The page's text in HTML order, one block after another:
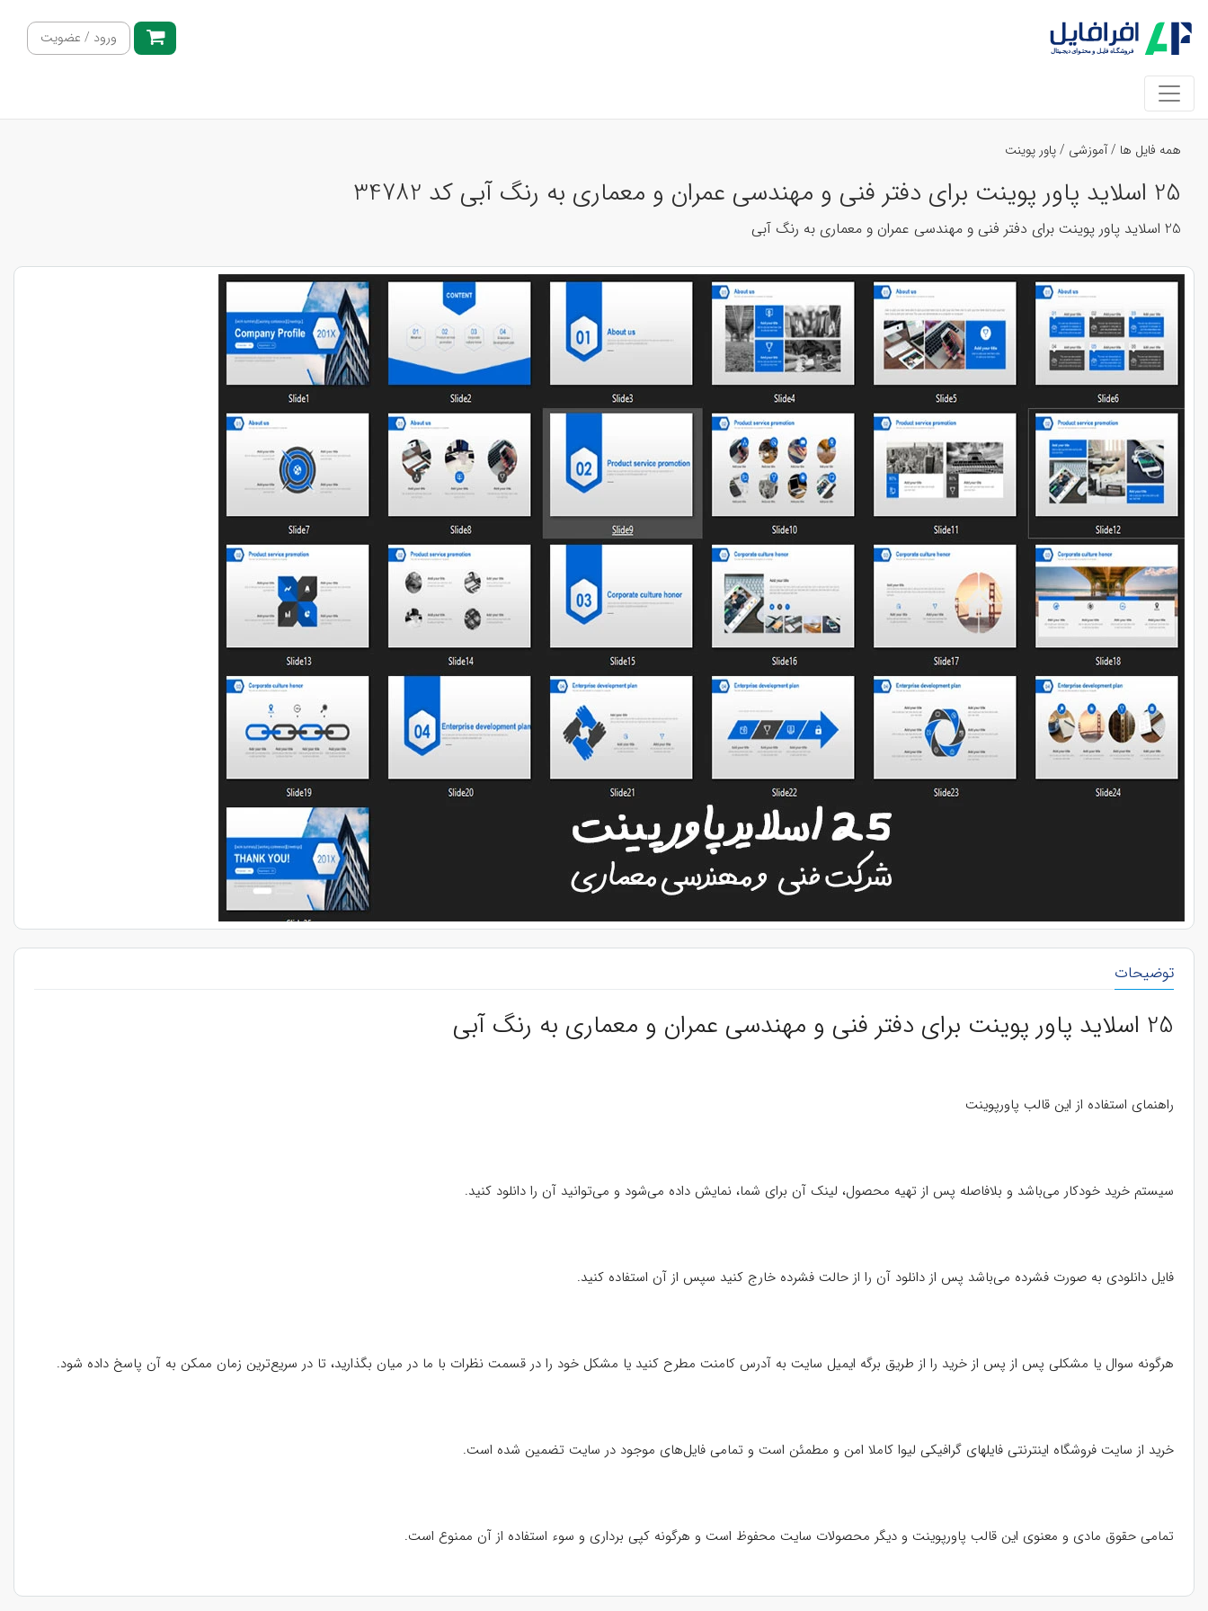
ورود / عضویت
همه فایل ها /آموزشی /پاور پوینت
25 اسلاید پاور پوینت برای دفتر فنی و مهندسی عمران و معماری به رنگ آبی کد 34782
25 اسلاید پاور پوینت برای دفتر فنی و مهندسی عمران و معماری به رنگ آبی
توضیحات
25 اسلاید پاور پوینت برای دفتر فنی و مهندسی عمران و معماری به رنگ آبی
راهنمای استفاده از این قالب پاورپوینت
سیستم خرید خودکار می‌باشد و بلافاصله پس از تهیه محصول، لینک آن برای شما، نمایش داده می‌شود و می‌توانید آن را دانلود کنید.
فایل دانلودی به صورت فشرده می‌باشد پس از دانلود آن را از حالت فشرده خارج کنید سپس از آن استفاده کنید.
هرگونه سوال یا مشکلی پس از پس از خرید را از طریق برگه ایمیل سایت به آدرس کامنت مطرح کنید یا مشکل خود را در قسمت نظرات با ما در میان بگذارید، تا در سریع‌ترین زمان ممکن به آن پاسخ داده شود.
خرید از سایت فروشگاه اینترنتی فایلهای گرافیکی لیوا کاملا امن و مطمئن است و تمامی فایل‌های موجود در سایت تضمین شده است.
تمامی حقوق مادی و معنوی این قالب پاورپوینت و دیگر محصولات سایت محفوظ است و هرگونه کپی برداری و سوء استفاده از آن ممنوع است.